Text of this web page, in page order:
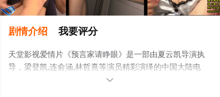
剧情介绍 我要评分
天堂影视爱情片《预言家请睁眼》是一部由夏云凯导演执
导，梁登凯,连俞涵,林哲熹等演员精彩演绎的中国大陆电
影，大结局剧情已揭晓（1-1全集），手机免费观看高清无
